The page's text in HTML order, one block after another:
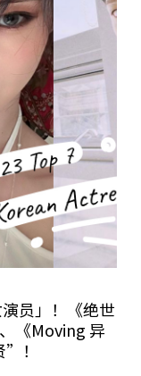
员」！《绝世
《Moving 异
！